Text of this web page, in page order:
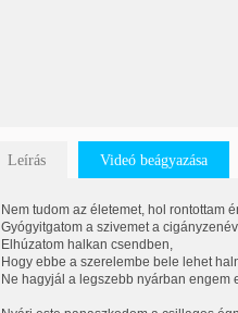
Leírás Videó beágyazása
Nem tudom az életemet, hol rontottam
Gyógyitgatom a szivemet a
Elhúzatom halkan csendben,
Hogy ebbe a szerelembe bele lehet
Ne hagyjál a legszebb nyárban engem